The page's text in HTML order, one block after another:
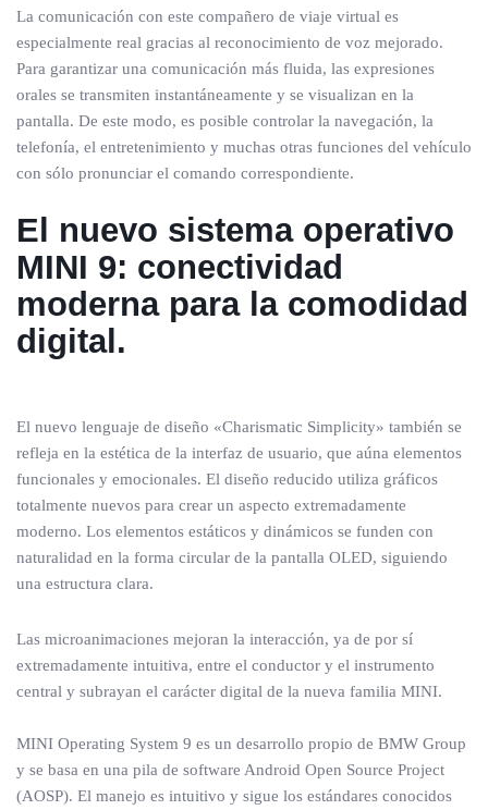
La comunicación con este compañero de viaje virtual es
especialmente real gracias al reconocimiento de voz mejorado.
Para garantizar una comunicación más fluida, las expresiones
orales se transmiten instantáneamente y se visualizan en la
pantalla. De este modo, es posible controlar la navegación, la
telefonía, el entretenimiento y muchas otras funciones del vehículo
con sólo pronunciar el comando correspondiente.
El nuevo sistema operativo
MINI 9: conectividad
moderna para la comodidad
digital.
El nuevo lenguaje de diseño «Charismatic Simplicity» también se
refleja en la estética de la interfaz de usuario, que aúna elementos
funcionales y emocionales. El diseño reducido utiliza gráficos
totalmente nuevos para crear un aspecto extremadamente
moderno. Los elementos estáticos y dinámicos se funden con
naturalidad en la forma circular de la pantalla OLED, siguiendo
una estructura clara.
Las microanimaciones mejoran la interacción, ya de por sí
extremadamente intuitiva, entre el conductor y el instrumento
central y subrayan el carácter digital de la nueva familia MINI.
MINI Operating System 9 es un desarrollo propio de BMW Group
y se basa en una pila de software Android Open Source Project
(AOSP). El manejo es intuitivo y sigue los estándares conocidos